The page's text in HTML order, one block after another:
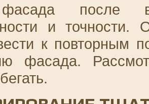
после
и точности.
к повторным
фасада.